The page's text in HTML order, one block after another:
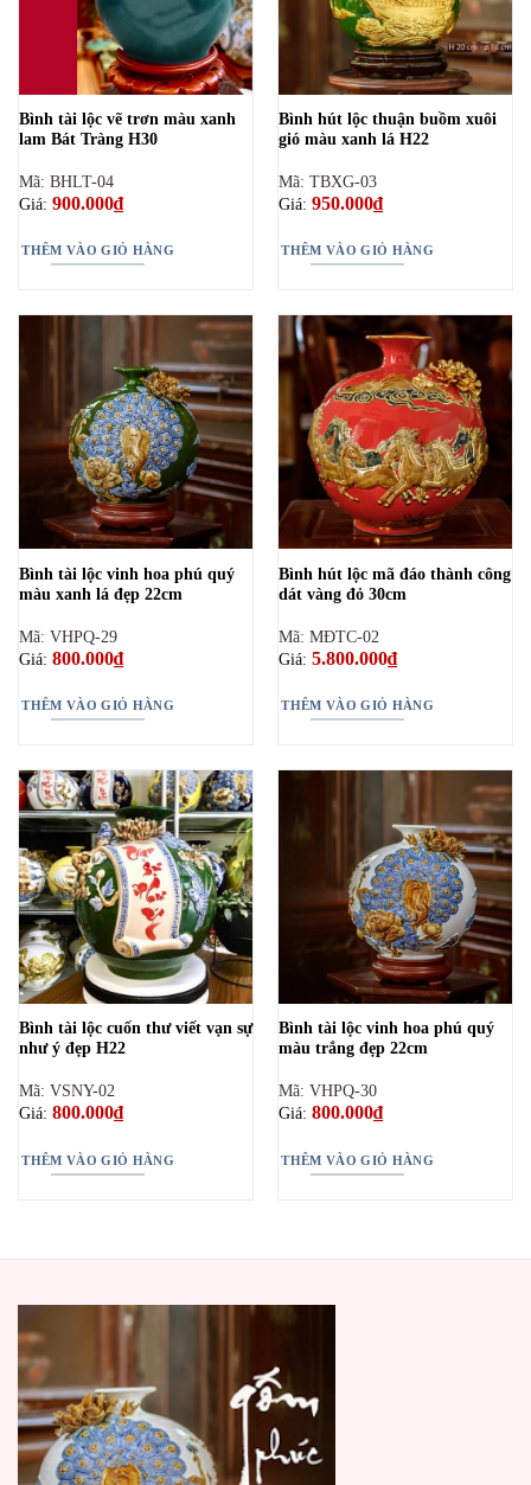
Bình tài lộc vẽ trơn màu xanh
lam Bát Tràng H30
Mã: BHLT-04
Giá: 900.000₫
THÊM VÀO GIỎ HÀNG
Bình hút lộc thuận buồm xuôi
gió màu xanh lá H22
Mã: TBXG-03
Giá: 950.000₫
THÊM VÀO GIỎ HÀNG
Bình tài lộc vinh hoa phú quý
màu xanh lá đẹp 22cm
Mã: VHPQ-29
Giá: 800.000₫
THÊM VÀO GIỎ HÀNG
Bình hút lộc mã đáo thành công
dát vàng đỏ 30cm
Mã: MĐTC-02
Giá: 5.800.000₫
THÊM VÀO GIỎ HÀNG
Bình tài lộc cuốn thư viết vạn sự
như ý đẹp H22
Mã: VSNY-02
Giá: 800.000₫
THÊM VÀO GIỎ HÀNG
Bình tài lộc vinh hoa phú quý
màu trắng đẹp 22cm
Mã: VHPQ-30
Giá: 800.000₫
THÊM VÀO GIỎ HÀNG